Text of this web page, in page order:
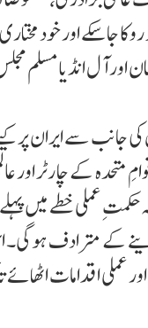
جا سکے اور خود
اور آل انڈیا مسلم
جانب سے ایران پر
کے چارٹر اور
حکمتِ عملی خطے میں
کے مترادف ہوگی۔
اقدامات اٹھائے